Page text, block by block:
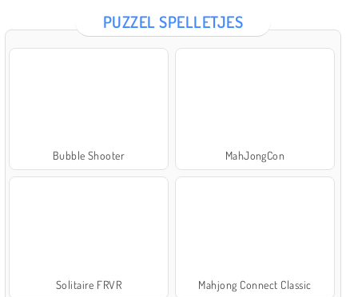
PUZZEL SPELLETJES
Bubble Shooter MahJongCon
Solitaire FRVR Mahjong Connect Classic